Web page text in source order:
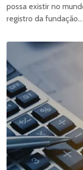
possa existir no
registro da fundação...